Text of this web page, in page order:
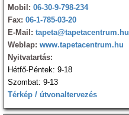
Mobil: 06-30-9-798-234
Fax: 06-1-785-03-20
E-Mail: tapeta@tapetacentrum.hu
Weblap: www.tapetacentrum.hu
Nyitvatartás:
Hétfő-Péntek: 9-18
Szombat: 9-13
Térkép / útvonaltervezés